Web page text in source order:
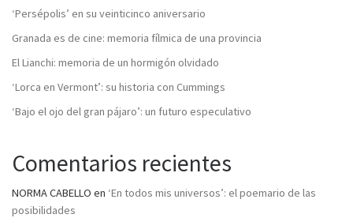
‘Persépolis’ en su veinticinco aniversario
Granada es de cine: memoria fílmica de una provincia
El Lianchi: memoria de un hormigón olvidado
‘Lorca en Vermont’: su historia con Cummings
‘Bajo el ojo del gran pájaro’: un futuro especulativo
Comentarios recientes
NORMA CABELLO en ‘En todos mis universos’: el poemario de las
posibilidades